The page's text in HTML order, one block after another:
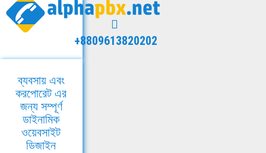
+8809613820202
ব্যবসায় এবং
করপোরেট এর
জন্য সম্পূর্ণ
ডাইনামিক
ওয়েবসাইট
ডিজাইন